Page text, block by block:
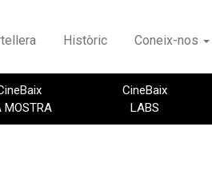
Històric Coneix-nos
MOSTRA
CineBaix
LABS